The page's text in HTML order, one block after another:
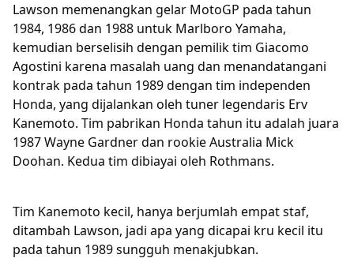
Lawson memenangkan gelar MotoGP pada tahun
1984, 1986 dan 1988 untuk Marlboro Yamaha,
kemudian berselisih dengan pemilik tim Giacomo
Agostini karena masalah uang dan menandatangani
kontrak pada tahun 1989 dengan tim independen
Honda, yang dijalankan oleh tuner legendaris Erv
Kanemoto. Tim pabrikan Honda tahun itu adalah juara
1987 Wayne Gardner dan rookie Australia Mick
Doohan. Kedua tim dibiayai oleh Rothmans.
Tim Kanemoto kecil, hanya berjumlah empat staf,
ditambah Lawson, jadi apa yang dicapai kru kecil itu
pada tahun 1989 sungguh menakjubkan.